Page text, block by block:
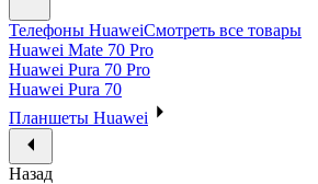
Телефоны HuaweiСмотреть все товары
Huawei Mate 70 Pro
Huawei Pura 70 Pro
Huawei Pura 70
Планшеты Huawei
Назад